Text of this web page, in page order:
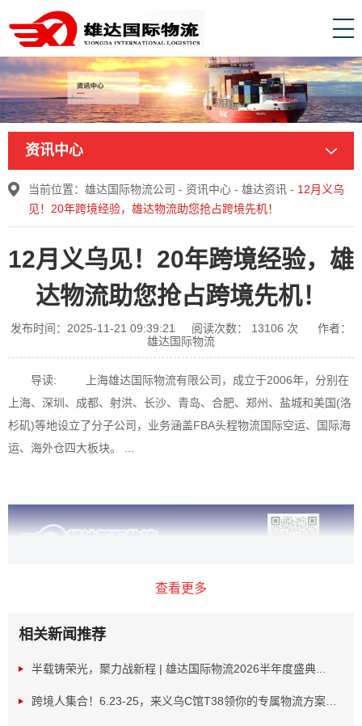
资讯中心
当前位置： 雄达国际物流公司 - 资讯中心 - 雄达资讯 - 12月义乌
见！20年跨境经验，雄达物流助您抢占跨境先机！
12月义乌见！20年跨境经验，雄
达物流助您抢占跨境先机！
发布时间：2025-11-21 09:39:21 阅读次数： 13106 次
作者：
雄达国际物流
导读: 上海雄达国际物流有限公司，成立于2006年，分别在
上海、深圳、成都、射洪、长沙、青岛、合肥、郑州、盐城和美国(洛
杉矶)等地设立了分子公司，业务涵盖FBA头程物流国际空运、国际海
运、海外仓四大板块。 ...
查看更多
相关新闻推荐
半载铸荣光，聚力战新程 | 雄达国际物流2026半年度盛典...
跨境人集合！6.23-25，来义乌C馆T38领你的专属物流方案！...